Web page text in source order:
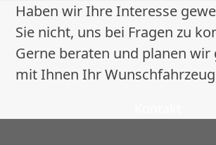
Haben wir Ihre Interesse
Sie nicht, uns bei Fragen zu
Gerne beraten und planen wir
mit Ihnen Ihr